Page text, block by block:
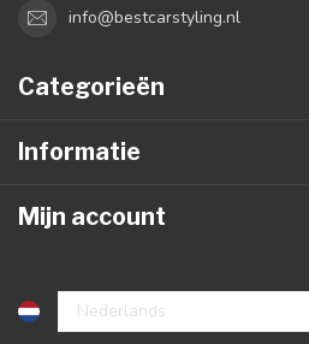
info@bestcarstyling.nl
Categorieën
Informatie
Mijn account